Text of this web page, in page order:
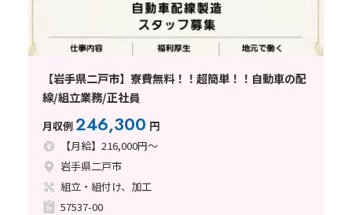
【岩手県二戸市】寮費無料！！超簡単！！自動車の配
線/組立業務/正社員
月収例246,300 円
【月給】216,000円～
岩手県二戸市
組立・組付け、加工
57537-00